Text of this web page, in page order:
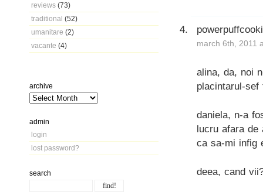
reviews (73)
traditional (52)
umanitare (2)
vacante (4)
archive
admin
login
lost password?
search
march 6th, 2011
alina, da, noi
placintarul-
daniela, n-a
lucru afara de
ca sa-mi infig
deea, cand